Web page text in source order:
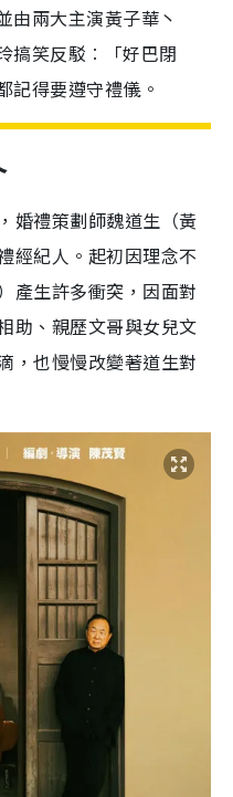
由兩大主演黃子華丶
搞笑反駁︰「好巴閉
記得要遵守禮儀。
婚禮策劃師魏道生（黃
經紀人。起初因理念不
產生許多衝突，因面對
助、親歷文哥與女兒文
，也慢慢改變著道生對